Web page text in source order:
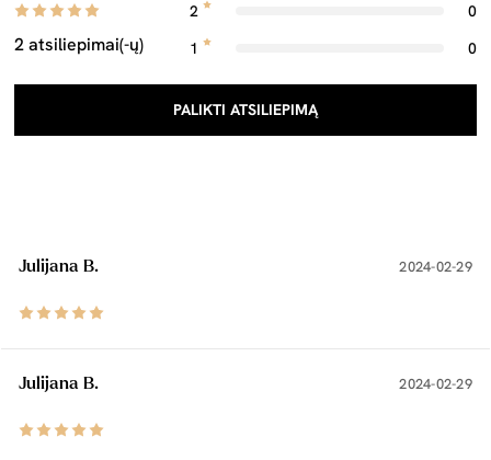
2 atsiliepimai(-ų)
2
0
1
0
PALIKTI ATSILIEPIMĄ
Julijana B. 2024-02-29
Julijana B. 2024-02-29